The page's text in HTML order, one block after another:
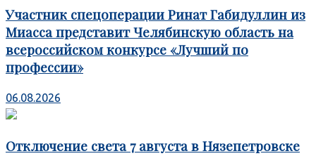
Участник спецоперации Ринат Габидуллин из
Миасса представит Челябинскую область на
всероссийском конкурсе «Лучший по
профессии»
06.08.2026
Отключение света 7 августа в Нязепетровске